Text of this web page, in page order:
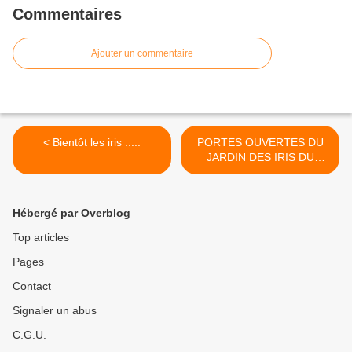
Commentaires
Ajouter un commentaire
< Bientôt les iris .....
PORTES OUVERTES DU
JARDIN DES IRIS DU
BARRY >
Hébergé par Overblog
Top articles
Pages
Contact
Signaler un abus
C.G.U.